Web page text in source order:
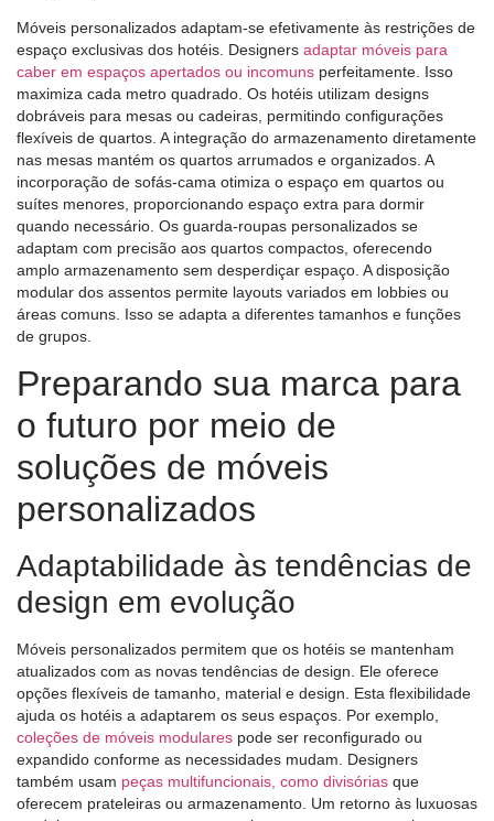
Móveis personalizados adaptam-se efetivamente às restrições de
espaço exclusivas dos hotéis. Designers adaptar móveis para
caber em espaços apertados ou incomuns perfeitamente. Isso
maximiza cada metro quadrado. Os hotéis utilizam designs
dobráveis ​​para mesas ou cadeiras, permitindo configurações
flexíveis de quartos. A integração do armazenamento diretamente
nas mesas mantém os quartos arrumados e organizados. A
incorporação de sofás-cama otimiza o espaço em quartos ou
suítes menores, proporcionando espaço extra para dormir
quando necessário. Os guarda-roupas personalizados se
adaptam com precisão aos quartos compactos, oferecendo
amplo armazenamento sem desperdiçar espaço. A disposição
modular dos assentos permite layouts variados em lobbies ou
áreas comuns. Isso se adapta a diferentes tamanhos e funções
de grupos.
Preparando sua marca para
o futuro por meio de
soluções de móveis
personalizados
Adaptabilidade às tendências de
design em evolução
Móveis personalizados permitem que os hotéis se mantenham
atualizados com as novas tendências de design. Ele oferece
opções flexíveis de tamanho, material e design. Esta flexibilidade
ajuda os hotéis a adaptarem os seus espaços. Por exemplo,
coleções de móveis modulares pode ser reconfigurado ou
expandido conforme as necessidades mudam. Designers
também usam peças multifuncionais, como divisórias que
oferecem prateleiras ou armazenamento. Um retorno às luxuosas